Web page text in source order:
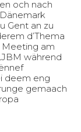
och nach
Gent an zu
d’Thema
Meeting am
während
deem eng
gemaach